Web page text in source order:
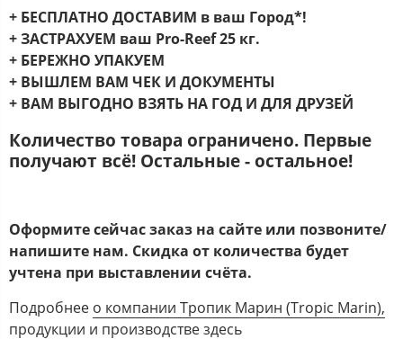
+ БЕСПЛАТНО ДОСТАВИМ в ваш Город*!
+ ЗАСТРАХУЕМ ваш Pro-Reef 25 кг.
+ БЕРЕЖНО УПАКУЕМ
+ ВЫШЛЕМ ВАМ ЧЕК И ДОКУМЕНТЫ
+ ВАМ ВЫГОДНО ВЗЯТЬ НА ГОД И ДЛЯ ДРУЗЕЙ
Количество товара ограничено. Первые
получают всё! Остальные - остальное!
Оформите сейчас заказ на сайте или позвоните/
напишите нам. Скидка от количества будет
учтена при выставлении счёта.
Подробнее о компании Тропик Марин (Tropic Marin),
продукции и производстве здесь